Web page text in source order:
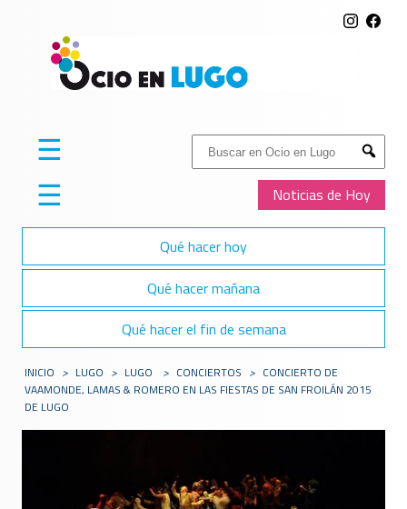
Buscar:
Submit
Noticias de Hoy
☰
☰
Qué hacer hoy
Qué hacer mañana
Qué hacer el fin de semana
INICIO > LUGO > LUGO > CONCIERTOS > CONCIERTO DE
VAAMONDE, LAMAS & ROMERO EN LAS FIESTAS DE SAN FROILÁN 2015
DE LUGO